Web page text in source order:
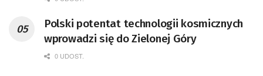
Polski potentat technologii kosmicznych
wprowadzi się do Zielonej Góry
0 UDOST.